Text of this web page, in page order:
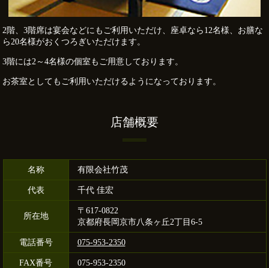
2階、3階席は宴会などにもご利用いただけ、座卓なら12名様、お膳な
ら20名様がおくつろぎいただけます。
3階には2～4名様の個室もご用意しております。
お茶室としてもご利用いただけるようになっております。
店舗概要
名称 有限会社竹茂
代表 千代 佳宏
所在地
〒617-0822
京都府長岡京市八条ヶ丘2丁目6-5
電話番号 075-953-2350
FAX番号 075-953-2350